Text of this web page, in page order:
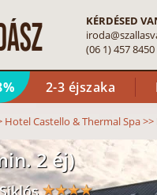
KÉRDÉSED
(06 1) 457 8450
2-3 éjszaka
Hotel Castello & Thermal Spa>>
2 éj)